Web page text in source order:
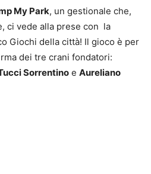
My Park, un gestionale che,
ci vede alla prese con la
Giochi della città! Il gioco è per
dei tre crani fondatori:
Sorrentino e Aureliano